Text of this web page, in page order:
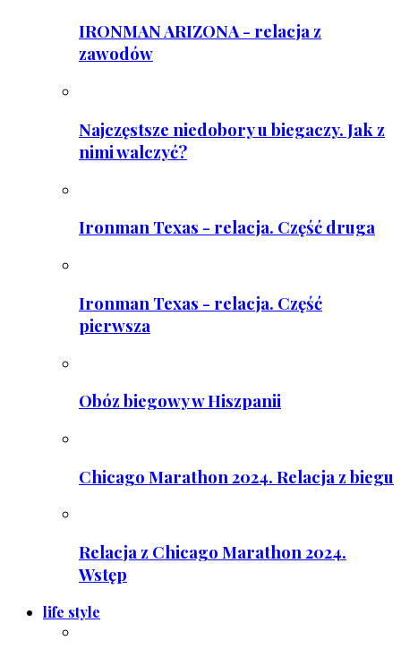
IRONMAN ARIZONA - relacja z
zawodów
Najczęstsze niedobory u biegaczy. Jak z
nimi walczyć?
Ironman Texas - relacja. Część druga
Ironman Texas - relacja. Część
pierwsza
Obóz biegowy w Hiszpanii
Chicago Marathon 2024. Relacja z biegu
Relacja z Chicago Marathon 2024.
Wstęp
life style